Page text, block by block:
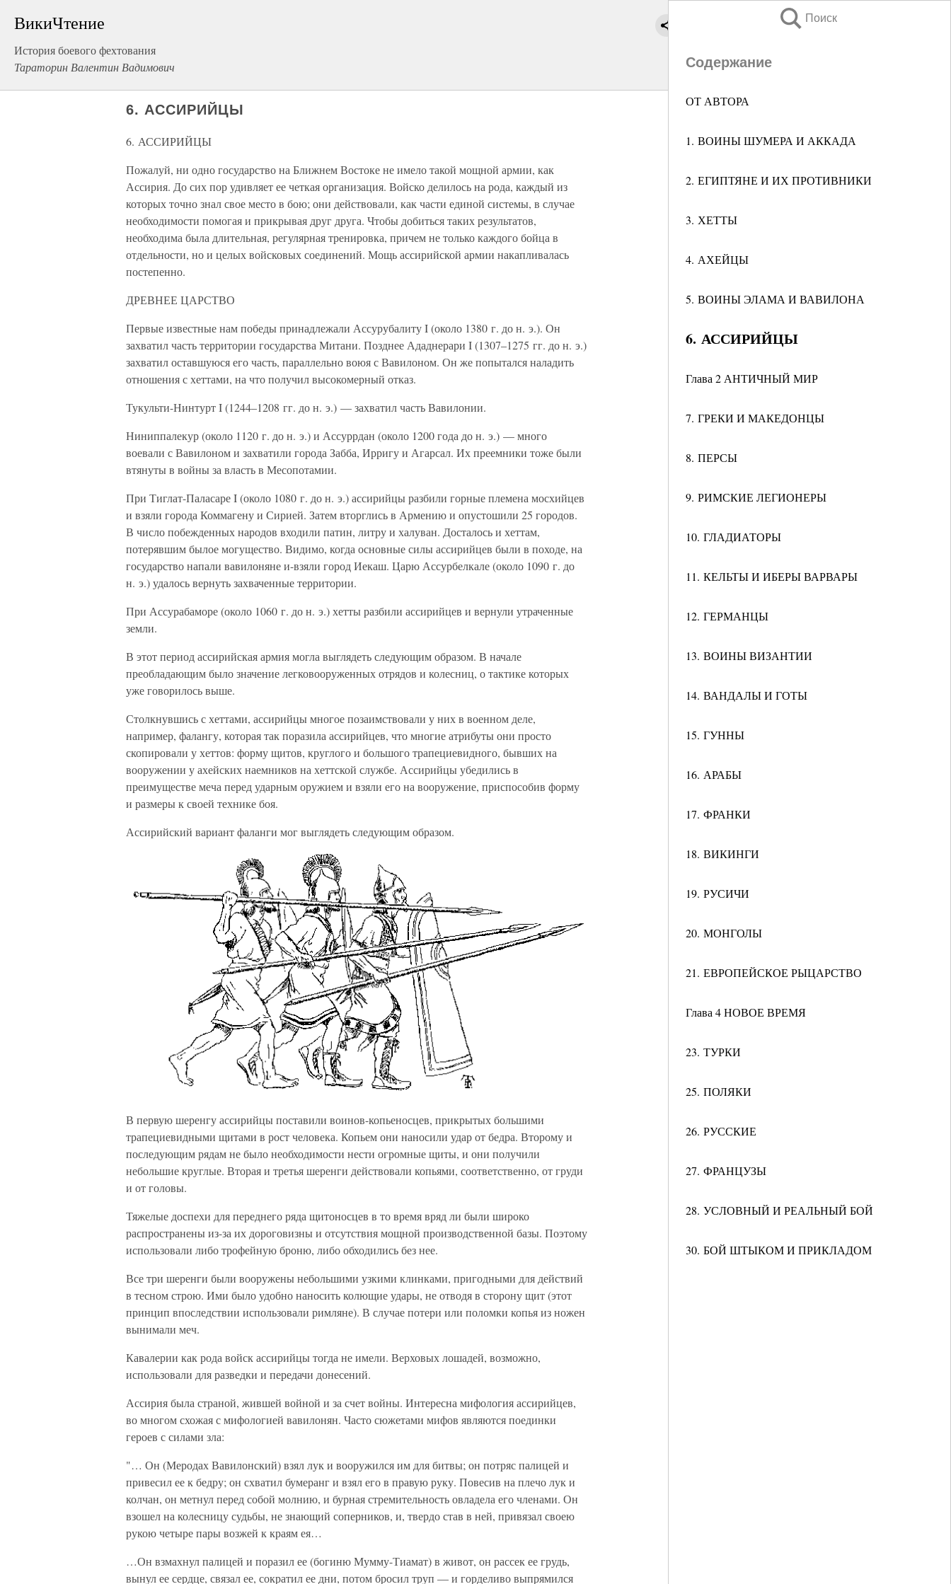
ВикиЧтение
История боевого фехтования
Тараторин Валентин Вадимович
Поиск
Содержание
ОТ АВТОРА
1. ВОИНЫ ШУМЕРА И АККАДА
2. ЕГИПТЯНЕ И ИХ ПРОТИВНИКИ
3. ХЕТТЫ
4. АХЕЙЦЫ
5. ВОИНЫ ЭЛАМА И ВАВИЛОНА
6. АССИРИЙЦЫ
Глава 2 АНТИЧНЫЙ МИР
7. ГРЕКИ И МАКЕДОНЦЫ
8. ПЕРСЫ
9. РИМСКИЕ ЛЕГИОНЕРЫ
10. ГЛАДИАТОРЫ
11. КЕЛЬТЫ И ИБЕРЫ ВАРВАРЫ
12. ГЕРМАНЦЫ
13. ВОИНЫ ВИЗАНТИИ
14. ВАНДАЛЫ И ГОТЫ
15. ГУННЫ
16. АРАБЫ
17. ФРАНКИ
18. ВИКИНГИ
19. РУСИЧИ
20. МОНГОЛЫ
21. ЕВРОПЕЙСКОЕ РЫЦАРСТВО
Глава 4 НОВОЕ ВРЕМЯ
23. ТУРКИ
25. ПОЛЯКИ
26. РУССКИЕ
27. ФРАНЦУЗЫ
28. УСЛОВНЫЙ И РЕАЛЬНЫЙ БОЙ
30. БОЙ ШТЫКОМ И ПРИКЛАДОМ
6. АССИРИЙЦЫ
6. АССИРИЙЦЫ
Пожалуй, ни одно государство на Ближнем Востоке не имело такой мощной армии, как
Ассирия. До сих пор удивляет ее четкая организация. Войско делилось на рода, каждый из
которых точно знал свое место в бою; они действовали, как части единой системы, в случае
необходимости помогая и прикрывая друг друга. Чтобы добиться таких результатов,
необходима была длительная, регулярная тренировка, причем не только каждого бойца в
отдельности, но и целых войсковых соединений. Мощь ассирийской армии накапливалась
постепенно.
ДРЕВНЕЕ ЦАРСТВО
Первые известные нам победы принадлежали Ассурубалиту I (около 1380 г. до н. э.). Он
захватил часть территории государства Митани. Позднее Ададнерари I (1307–1275 гг. до н. э.)
захватил оставшуюся его часть, параллельно воюя с Вавилоном. Он же попытался наладить
отношения с хеттами, на что получил высокомерный отказ.
Тукульти-Нинтурт I (1244–1208 гг. до н. э.) — захватил часть Вавилонии.
Ниниппалекур (около 1120 г. до н. э.) и Ассуррдан (около 1200 года до н. э.) — много
воевали с Вавилоном и захватили города Забба, Ирригу и Агарсал. Их преемники тоже были
втянуты в войны за власть в Месопотамии.
При Тиглат-Паласаре I (около 1080 г. до н. э.) ассирийцы разбили горные племена мосхийцев
и взяли города Коммагену и Сирией. Затем вторглись в Армению и опустошили 25 городов.
В число побежденных народов входили патин, литру и халуван. Досталось и хеттам,
потерявшим былое могущество. Видимо, когда основные силы ассирийцев были в походе, на
государство напали вавилоняне и-взяли город Иекаш. Царю Ассурбелкале (около 1090 г. до
н. э.) удалось вернуть захваченные территории.
При Ассурабаморе (около 1060 г. до н. э.) хетты разбили ассирийцев и вернули утраченные
земли.
В этот период ассирийская армия могла выглядеть следующим образом. В начале
преобладающим было значение легковооруженных отрядов и колесниц, о тактике которых
уже говорилось выше.
Столкнувшись с хеттами, ассирийцы многое позаимствовали у них в военном деле,
например, фалангу, которая так поразила ассирийцев, что многие атрибуты они просто
скопировали у хеттов: форму щитов, круглого и большого трапециевидного, бывших на
вооружении у ахейских наемников на хеттской службе. Ассирийцы убедились в
преимуществе меча перед ударным оружием и взяли его на вооружение, приспособив форму
и размеры к своей технике боя.
Ассирийский вариант фаланги мог выглядеть следующим образом.
В первую шеренгу ассирийцы поставили воинов-копьеносцев, прикрытых большими
трапециевидными щитами в рост человека. Копьем они наносили удар от бедра. Второму и
последующим рядам не было необходимости нести огромные щиты, и они получили
небольшие круглые. Вторая и третья шеренги действовали копьями, соответственно, от груди
и от головы.
Тяжелые доспехи для переднего ряда щитоносцев в то время вряд ли были широко
распространены из-за их дороговизны и отсутствия мощной производственной базы. Поэтому
использовали либо трофейную броню, либо обходились без нее.
Все три шеренги были вооружены небольшими узкими клинками, пригодными для действий
в тесном строю. Ими было удобно наносить колющие удары, не отводя в сторону щит (этот
принцип впоследствии использовали римляне). В случае потери или поломки копья из ножен
вынимали меч.
Кавалерии как рода войск ассирийцы тогда не имели. Верховых лошадей, возможно,
использовали для разведки и передачи донесений.
Ассирия была страной, жившей войной и за счет войны. Интересна мифология ассирийцев,
во многом схожая с мифологией вавилонян. Часто сюжетами мифов являются поединки
героев с силами зла:
"… Он (Меродах Вавилонский) взял лук и вооружился им для битвы; он потряс палицей и
привесил ее к бедру; он схватил бумеранг и взял его в правую руку. Повесив на плечо лук и
колчан, он метнул перед собой молнию, и бурная стремительность овладела его членами. Он
взошел на колесницу судьбы, не знающий соперников, и, твердо став в ней, привязал своею
рукою четыре пары возжей к краям ея…
…Он взмахнул палицей и поразил ее (богиню Мумму-Тиамат) в живот, он рассек ее грудь,
вынул ее сердце, связал ее, сократил ее дни, потом бросил труп — и горделиво выпрямился